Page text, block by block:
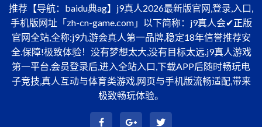
推荐【导航：baidu典ag】j9真人2026最新版官网,登录,入口,
手机版网址「zh-cn-game.com」以下简称：j9真人会✔正版
官网全站,全称:j9九游会真人第一品牌,稳定18年信誉推荐安
全.保障!极致体验！没有梦想太大,没有目标太远.j9真人游戏
第一平台,会员登录后,进入全站入口,下载APP后随时畅玩电
子竞技,真人互动与体育类游戏,网页与手机版流畅适配,带来
极致畅玩体验。